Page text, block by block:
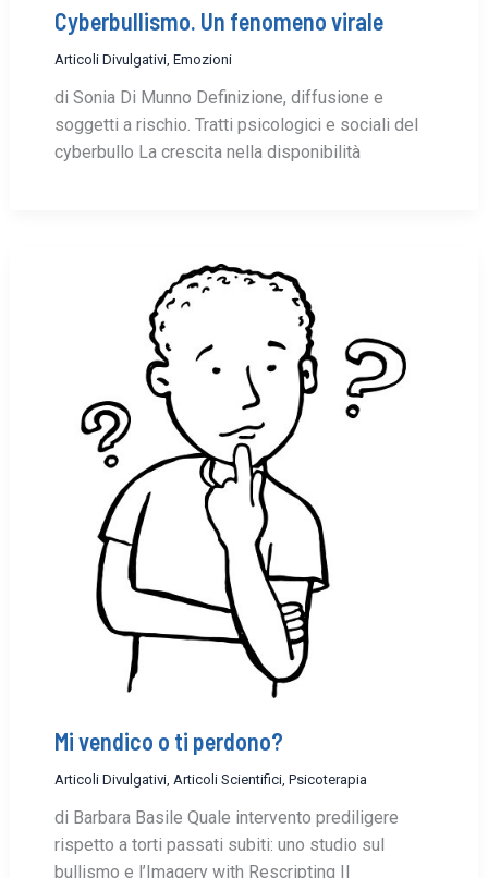
Cyberbullismo. Un fenomeno virale
Articoli Divulgativi, Emozioni
di Sonia Di Munno Definizione, diffusione e
soggetti a rischio. Tratti psicologici e sociali del
cyberbullo La crescita nella disponibilità
Mi vendico o ti perdono?
Articoli Divulgativi, Articoli Scientifici, Psicoterapia
di Barbara Basile Quale intervento prediligere
rispetto a torti passati subiti: uno studio sul
bullismo e l’Imagery with Rescripting Il